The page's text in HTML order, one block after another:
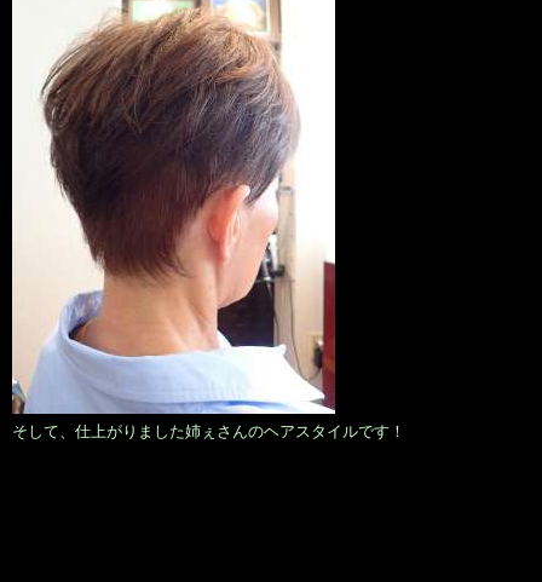
そして、仕上がりました姉ぇさんのヘアスタイルです！